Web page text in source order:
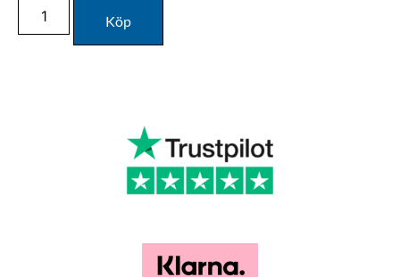
Köp